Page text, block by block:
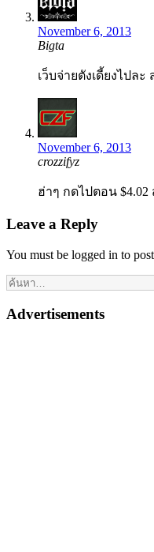
November 6, 2013
Bigta
เว็บจ่ายตังเดี้ยงไปล
November 6, 2013
crozzifyz
ฮ่าๆ กดไปตอน $4.02
Leave a Reply
You must be logged in to
Advertisements